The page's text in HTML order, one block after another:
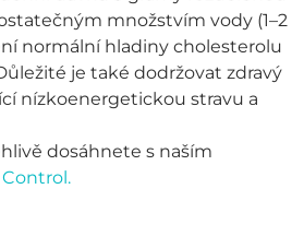
množstvím vody (1–2
normální hladiny cholesterolu
je také dodržovat zdravý
nízkoenergetickou stravu a
dosáhnete s naším